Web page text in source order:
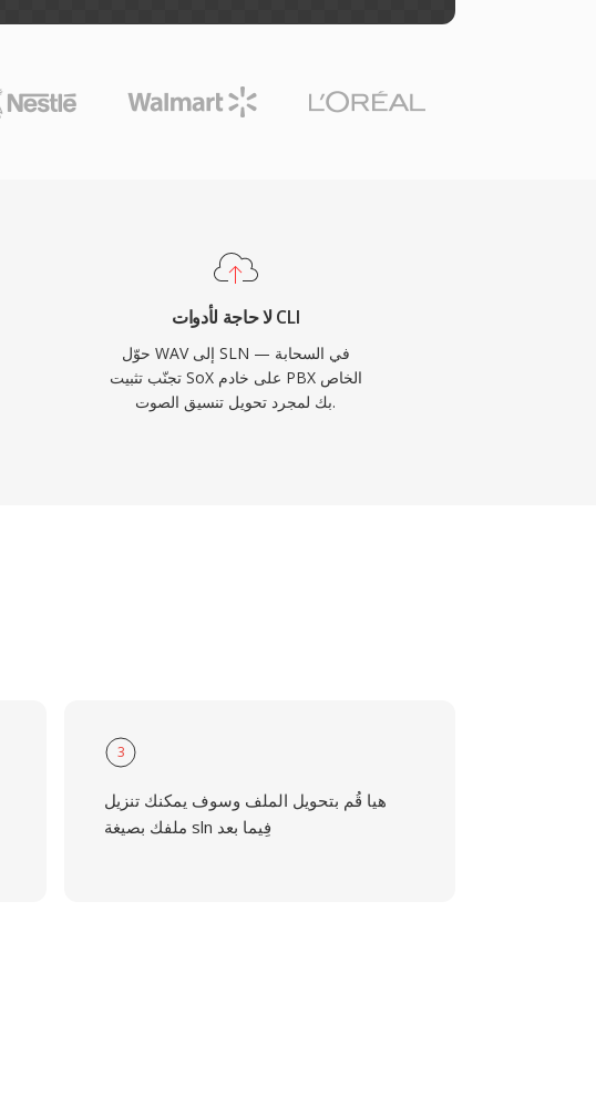
لا حاجة لأدوات CLI
حوّل WAV إلى SLN في السحابة —
تجنّب تثبيت SoX على خادم PBX الخاص
بك لمجرد تحويل تنسيق الصوت.
3
هيا قُم بتحويل الملف وسوف يمكنك تنزيل
ملفك بصيغة sln فِيما بعد